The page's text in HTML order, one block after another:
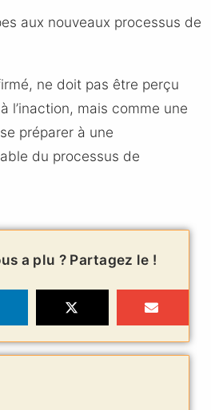
aux nouveaux processus de
ne doit pas être perçu
l’inaction, mais comme une
préparer à une
du processus de
a plu ? Partagez le !